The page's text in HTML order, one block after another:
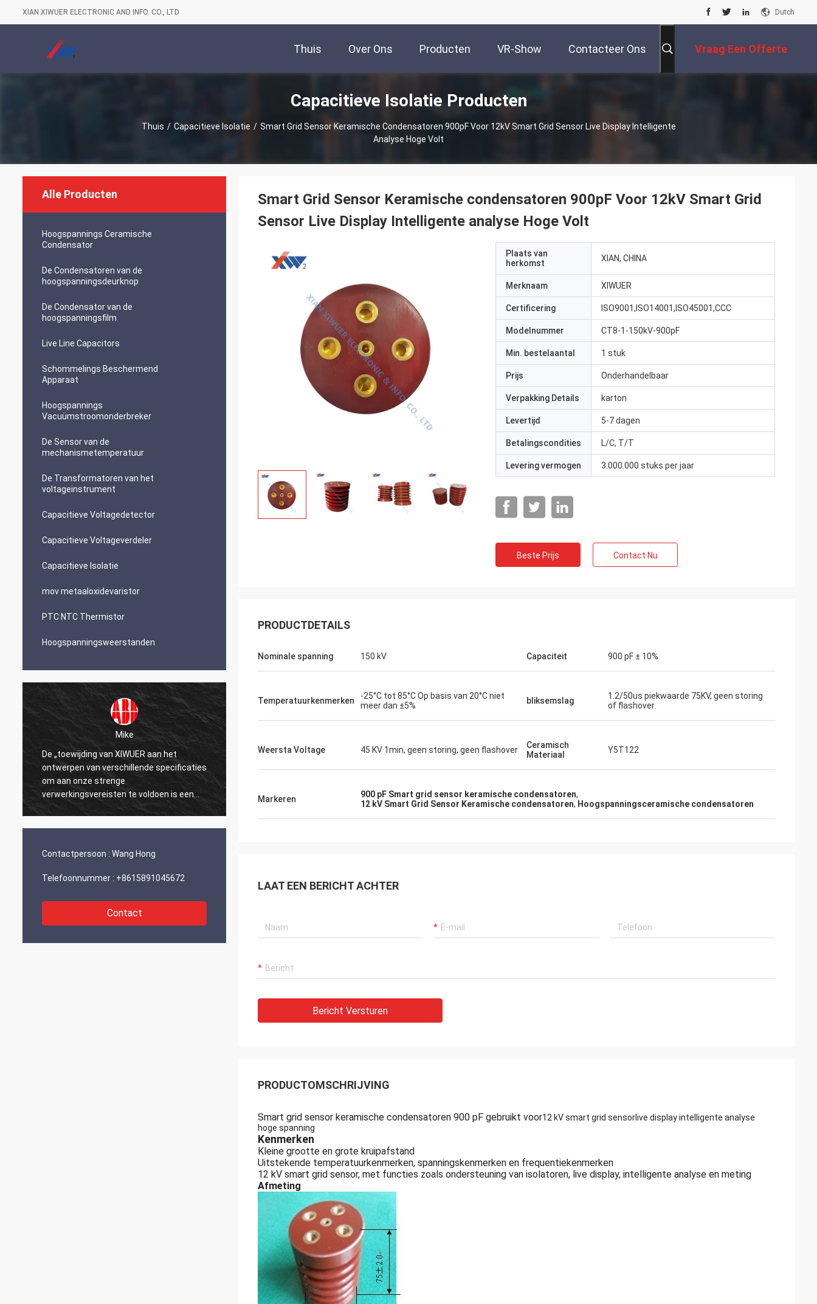
XIAN XIWUER ELECTRONIC AND INFO. CO., LTD Dutch
Thuis Over Ons Producten VR-Show Contacteer Ons Vraag Een Offerte
Capacitieve Isolatie Producten
Thuis / Capacitieve Isolatie / Smart Grid Sensor Keramische Condensatoren 900pF Voor 12kV Smart Grid Sensor Live Display Intelligente
Analyse Hoge Volt
Alle Producten
Hoogspannings Ceramische
Condensator
De Condensatoren van de
hoogspanningsdeurknop
De Condensator van de
hoogspanningsfilm
Live Line Capacitors
Schommelings Beschermend
Apparaat
Hoogspannings
Vacuümstroomonderbreker
De Sensor van de
mechanismetemperatuur
De Transformatoren van het
voltageinstrument
Capacitieve Voltagedetector
Capacitieve Voltageverdeler
Capacitieve Isolatie
mov metaaloxidevaristor
PTC NTC Thermistor
Hoogspanningsweerstanden
Mike
De „toewijding van XIWUER aan het
ontwerpen van verschillende specificaties
om aan onze strenge
verwerkingsvereisten te voldoen is een
testament aan onze jaren van onderzoek
„XIWUER heeft indrukwekkende
onderzoekmogelijkheden en
mogelijkheden en hoge productkwaliteit.“
„XIWUER is zeer innovatief. Zij hebben de
uitstekende, intuïtieve dienst verleend,
met wat wij zouden kunnen nodig
hebben.“
Contactpersoon : Wang Hong
Telefoonnummer : +8615891045672
Contact
Smart Grid Sensor Keramische condensatoren 900pF Voor 12kV Smart Grid
Sensor Live Display Intelligente analyse Hoge Volt
Plaats van
herkomst
XIAN, CHINA
Merknaam XIWUER
Certificering ISO9001,ISO14001,ISO45001,CCC
Modelnummer CT8-1-150kV-900pF
Min. bestelaantal 1 stuk
Prijs Onderhandelbaar
Verpakking Details karton
Levertijd 5-7 dagen
Betalingscondities L/C, T/T
Levering vermogen 3.000.000 stuks per jaar
Beste Prijs Contact Nu
PRODUCTDETAILS
Nominale spanning 150 kV Capaciteit 900 pF ± 10%
Temperatuurkenmerken
-25°C tot 85°C Op basis van 20°C niet
meer dan ±5%
bliksemslag
1.2/50us piekwaarde 75KV, geen storing
of flashover.
Weersta Voltage 45 KV·1min, geen storing, geen flashover
Ceramisch
Materiaal
Y5T122
Markeren 900 pF Smart grid sensor keramische condensatoren,
12 kV Smart Grid Sensor Keramische condensatoren, Hoogspanningsceramische condensatoren
LAAT EEN BERICHT ACHTER
Bericht Versturen
PRODUCTOMSCHRIJVING
Smart grid sensor keramische condensatoren 900 pF gebruikt voor12 kV smart grid sensorlive display intelligente analyse
hoge spanning
Kenmerken
Kleine grootte en grote kruipafstand
Uitstekende temperatuurkenmerken, spanningskenmerken en frequentiekenmerken
12 kV smart grid sensor, met functies zoals ondersteuning van isolatoren, live display, intelligente analyse en meting
Afmeting